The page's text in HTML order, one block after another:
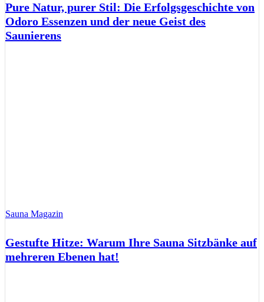
Pure Natur, purer Stil: Die Erfolgsgeschichte von
Odoro Essenzen und der neue Geist des
Saunierens
Sauna Magazin
Gestufte Hitze: Warum Ihre Sauna Sitzbänke auf
mehreren Ebenen hat!